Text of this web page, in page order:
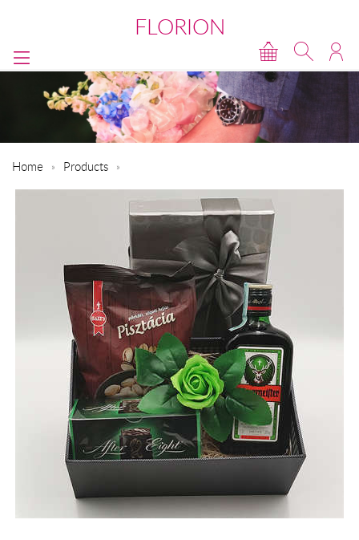
FLORION
Home Products